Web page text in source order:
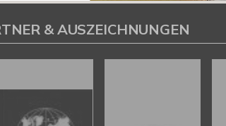
& AUSZEICHNUNGEN